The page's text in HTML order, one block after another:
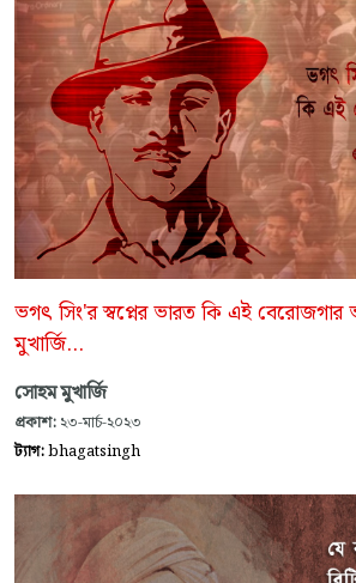
ভগৎ সিং'র স্বপ্নের ভারত কি এই
মুখার্জি...
সোহম মুখার্জি
প্রকাশ: ২৩-মার্চ-২০২৩
ট্যাগ:bhagatsingh